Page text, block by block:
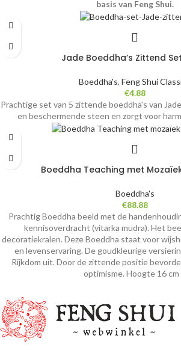
basis van Feng Shui.
Jade Boeddha’s Zittend
Boeddha's, Feng Shui
€4.88
Prachtige set van 5 zittende boeddha's van
en beschermende steen en zorgt voor
Boeddha Teaching met
Boeddha's
€88.88
Prachtig Boeddha beeld met de
kennisoverdracht (vitarka mudra). Het
decoratiekralen. Deze Boeddha staat voor
en levenservaring. De goudkleurige
Rijkdom uit. Door de zittende positie
optimisme. Hoogte 16 cm